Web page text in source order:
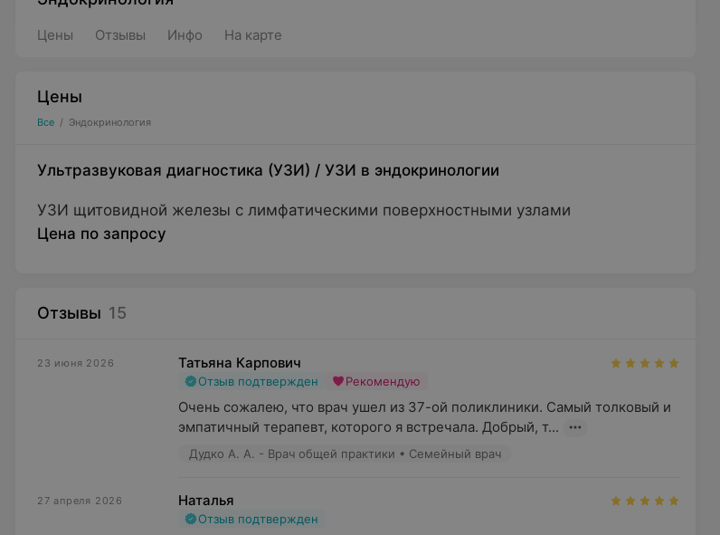
Цены Отзывы Инфо На карте
Цены
Все / Эндокринология
Ультразвуковая диагностика (УЗИ) / УЗИ в эндокринологии
УЗИ щитовидной железы с лимфатическими поверхностными узлами
Цена по запросу
Отзывы 15
23 июня 2026 Татьяна Карпович
Отзыв подтвержден Рекомендую
Очень сожалею, что врач ушел из 37-ой поликлиники. Самый толковый и
эмпатичный терапевт, которого я встречала. Добрый, т...
Дудко А. А. - Врач общей практики • Семейный врач
27 апреля 2026 Наталья
Отзыв подтвержден